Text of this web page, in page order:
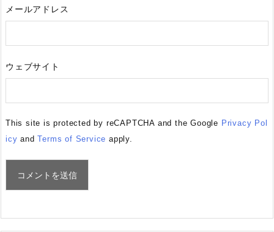
メールアドレス
ウェブサイト
This site is protected by reCAPTCHA and the Google Privacy Pol
icy andTerms of Service apply.